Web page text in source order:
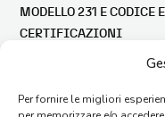
Per fornire le migliori
MODELLO 231 E CODICE
CERTIFICAZIONI
BILANCIO DI
SEGNALAZIONE